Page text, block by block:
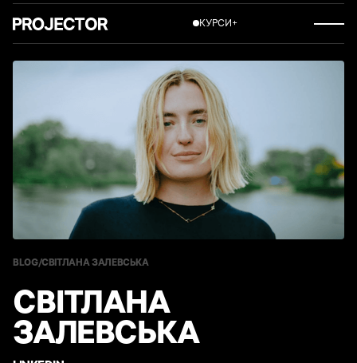
КУРСИ +
BLOG/СВІТЛАНА ЗАЛЕВСЬКА
СВІТЛАНА
ЗАЛЕВСЬКА